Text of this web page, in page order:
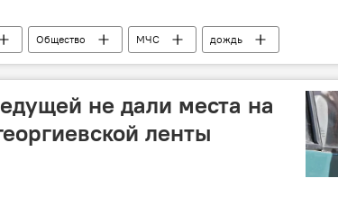
Общество МЧС
дождь
не дали места на
ленты